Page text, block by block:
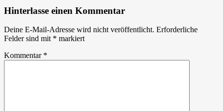
Hinterlasse einen Kommentar
Deine E-Mail-Adresse wird nicht veröffentlicht. Erforderliche
Felder sind mit * markiert
Kommentar *